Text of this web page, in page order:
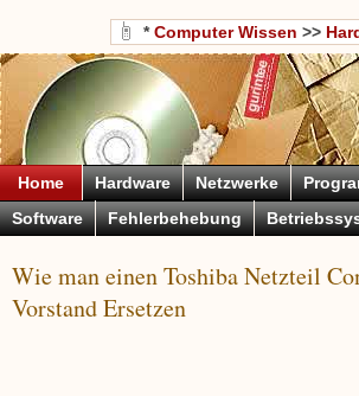
*Computer Wissen >>
Home Hardware Netzwerke
Software
Fehlerbehebung
Wie man einen Toshiba Netzteil
Vorstand Ersetzen